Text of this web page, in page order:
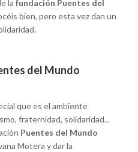
la fundación Puentes del
bien, pero esta vez dan un
del Mundo
que es el ambiente
fraternidad, solidaridad...
Puentes del Mundo
Motera y dar la